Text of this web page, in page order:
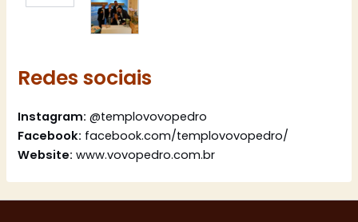
Redes sociais
Instagram: @templovovopedro
Facebook: facebook.com/templovovopedro/
Website: www.vovopedro.com.br